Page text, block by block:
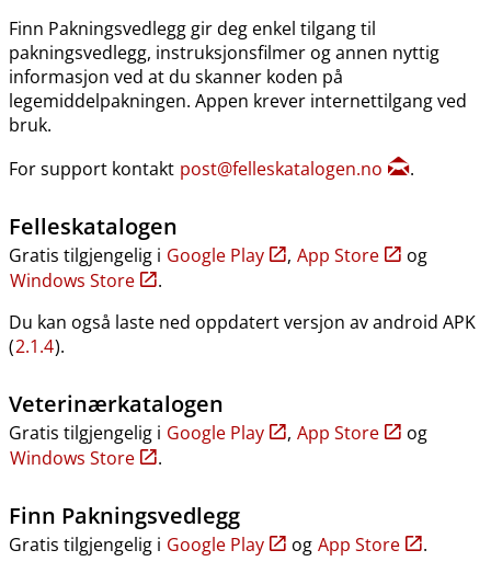
Finn Pakningsvedlegg gir deg enkel tilgang til
pakningsvedlegg, instruksjonsfilmer og annen nyttig
informasjon ved at du skanner koden på
legemiddelpakningen. Appen krever internettilgang ved
bruk.
For support kontakt post@felleskatalogen.no .
Felleskatalogen
Gratis tilgjengelig i Google Play , App Store
og
Windows Store
.
Du kan også laste ned oppdatert versjon av android APK
(2.1.4).
Veterinærkatalogen
Gratis tilgjengelig i Google Play , App Store
og
Windows Store
.
Finn Pakningsvedlegg
Gratis tilgjengelig i Google Play og App Store .